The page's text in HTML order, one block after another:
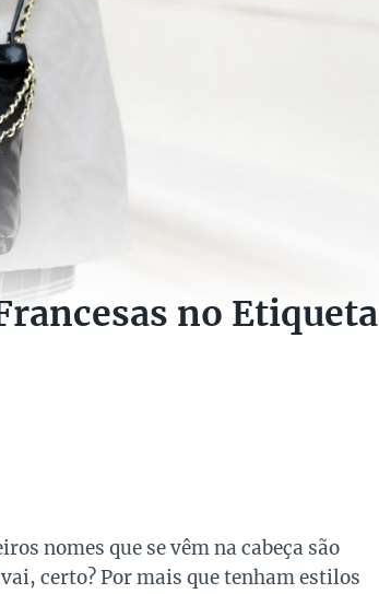
no Etiqueta
nomes que se vêm na cabeça são
certo? Por mais que tenham estilos